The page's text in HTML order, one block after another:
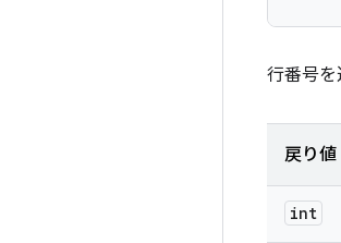
行番号を
戻り値
int